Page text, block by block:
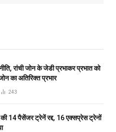
रांची जोन के जेडी प्रभाकर प्रभात को
का अतिरिक्त प्रभार
243
14 पैसेंजर ट्रेनें रद्द, 16 एक्सप्रेस ट्रेनों